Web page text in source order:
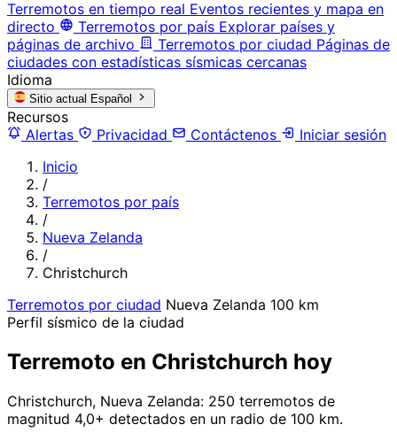
Terremotos en tiempo real Eventos recientes y mapa en
directo
Terremotos por país Explorar países y
páginas de archivo
Terremotos por ciudad Páginas de
ciudades con estadísticas sísmicas cercanas
Idioma
Sitio actual Español
Recursos
Alertas
Privacidad Contáctenos
Iniciar sesión
Inicio
/
Terremotos por país
/
Nueva Zelanda
/
Christchurch
Terremotos por ciudad Nueva Zelanda 100 km
Perfil sísmico de la ciudad
Terremoto en Christchurch hoy
Christchurch, Nueva Zelanda: 250 terremotos de
magnitud 4,0+ detectados en un radio de 100 km.